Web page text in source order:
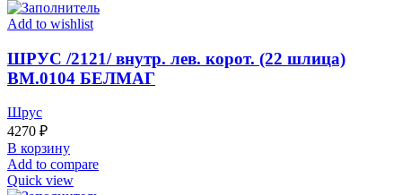
Add to wishlist
ШРУС /2121/ внутр. лев. корот. (22 шлица)
BM.0104 БЕЛМАГ
Шрус
4270 ₽
В корзину
Add to compare
Quick view